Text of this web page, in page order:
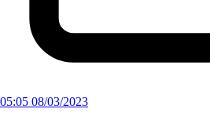
05:05 08/03/2023